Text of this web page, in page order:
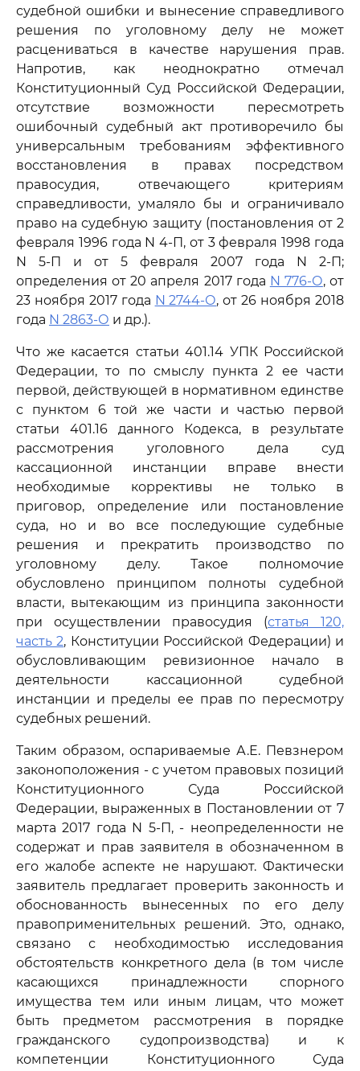
судебной ошибки и вынесение справедливого
решения по уголовному делу не может
расцениваться в качестве нарушения прав.
Напротив, как неоднократно отмечал
Конституционный Суд Российской Федерации,
отсутствие возможности пересмотреть
ошибочный судебный акт противоречило бы
универсальным требованиям эффективного
восстановления в правах посредством
правосудия, отвечающего критериям
справедливости, умаляло бы и ограничивало
право на судебную защиту (постановления от 2
февраля 1996 года N 4-П, от 3 февраля 1998 года
N 5-П и от 5 февраля 2007 года N 2-П;
определения от 20 апреля 2017 года N 776-О, от
23 ноября 2017 года N 2744-О, от 26 ноября 2018
года N 2863-О и др.).
Что же касается статьи 401.14 УПК Российской
Федерации, то по смыслу пункта 2 ее части
первой, действующей в нормативном единстве
с пунктом 6 той же части и частью первой
статьи 401.16 данного Кодекса, в результате
рассмотрения уголовного дела суд
кассационной инстанции вправе внести
необходимые коррективы не только в
приговор, определение или постановление
суда, но и во все последующие судебные
решения и прекратить производство по
уголовному делу. Такое полномочие
обусловлено принципом полноты судебной
власти, вытекающим из принципа законности
при осуществлении правосудия (статья 120,
часть 2, Конституции Российской Федерации) и
обусловливающим ревизионное начало в
деятельности кассационной судебной
инстанции и пределы ее прав по пересмотру
судебных решений.
Таким образом, оспариваемые А.Е. Певзнером
законоположения - с учетом правовых позиций
Конституционного Суда Российской
Федерации, выраженных в Постановлении от 7
марта 2017 года N 5-П, - неопределенности не
содержат и прав заявителя в обозначенном в
его жалобе аспекте не нарушают. Фактически
заявитель предлагает проверить законность и
обоснованность вынесенных по его делу
правоприменительных решений. Это, однако,
связано с необходимостью исследования
обстоятельств конкретного дела (в том числе
касающихся принадлежности спорного
имущества тем или иным лицам, что может
быть предметом рассмотрения в порядке
гражданского судопроизводства) и к
компетенции Конституционного Суда